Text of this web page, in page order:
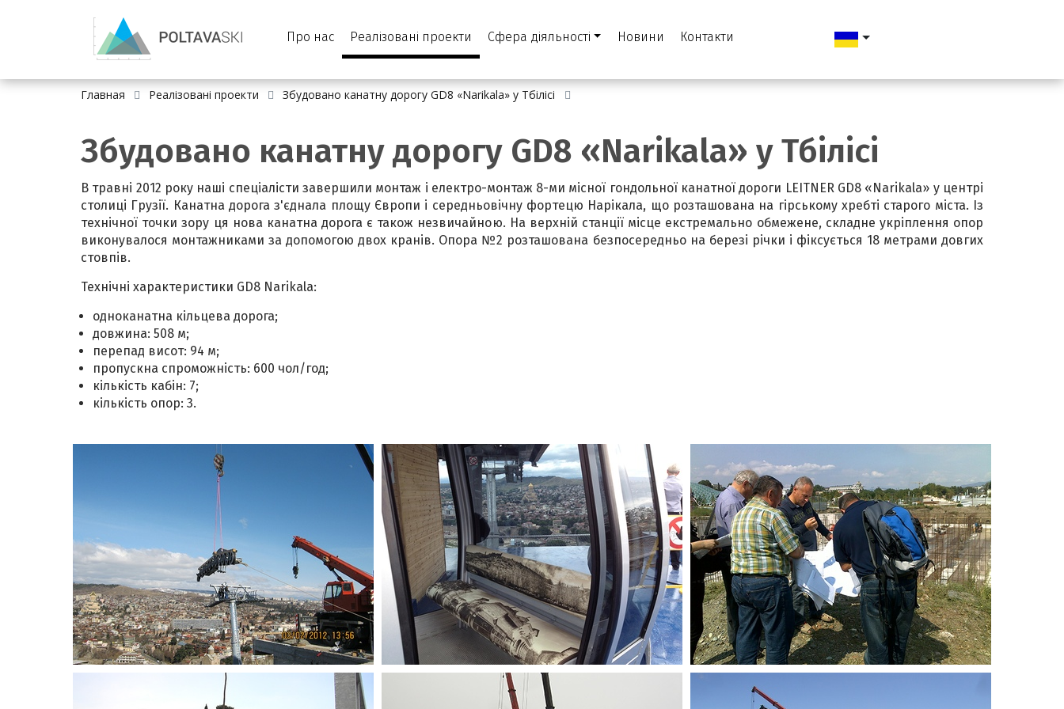
Про нас Реалізовані проекти Сфера діяльності Новини Контакти
Главная Реалізовані проекти Збудовано канатну дорогу GD8 «Narikala» у Тбілісі
Збудовано канатну дорогу GD8 «Narikala» у Тбілісі
В травні 2012 року наші спеціалісти завершили монтаж і електро-монтаж 8-ми місної гондольної канатної дороги LEITNER GD8 «Narikala» у центрі
столиці Грузії. Канатна дорога з'єднала площу Європи і середньовічну фортецю Нарікала, що розташована на гірському хребті старого міста. Із
технічної точки зору ця нова канатна дорога є також незвичайною. На верхній станції місце екстремально обмежене, складне укріплення опор
виконувалося монтажниками за допомогою двох кранів. Опора №2 розташована безпосередньо на березі річки і фіксується 18 метрами довгих
стовпів.
Технічні характеристики GD8 Narikala:
одноканатна кільцева дорога;
довжина: 508 м;
перепад висот: 94 м;
пропускна спроможність: 600 чол/год;
кількість кабін: 7;
кількість опор: 3.